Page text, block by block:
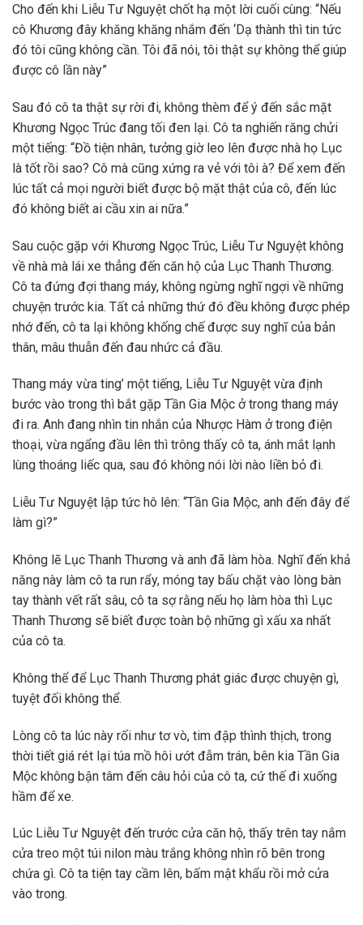
Cho đến khi Liễu Tư Nguyệt chốt hạ một lời cuối cùng: “Nếu
cô Khương đây khăng khăng nhắm đến ‘Dạ thành thì tin tức
đó tôi cũng không cần. Tôi đã nói, tôi thật sự không thể giúp
được cô lần này”
Sau đó cô ta thật sự rời đi, không thèm để ý đến sắc mặt
Khương Ngọc Trúc đang tối đen lại. Cô ta nghiến răng chửi
một tiếng: “Đồ tiện nhân, tưởng giờ leo lên được nhà họ Lục
là tốt rồi sao? Cô mà cũng xứng ra vẻ với tôi à? Để xem đến
lúc tất cả mọi người biết được bộ mặt thật của cô, đến lúc
đó không biết ai cầu xin ai nữa.”
Sau cuộc gặp với Khương Ngọc Trúc, Liễu Tư Nguyệt không
về nhà mà lái xe thẳng đến căn hộ của Lục Thanh Thương.
Cô ta đứng đợi thang máy, không ngừng nghĩ ngợi về những
chuyện trước kia. Tất cả những thứ đó đều không được phép
nhớ đến, cô ta lại không khống chế được suy nghĩ của bản
thân, mâu thuẫn đến đau nhức cả đầu.
Thang máy vừa ting’ một tiếng, Liễu Tư Nguyệt vừa định
bước vào trong thì bắt gặp Tần Gia Mộc ở trong thang máy
đi ra. Anh đang nhìn tin nhắn của Nhược Hàm ở trong điện
thoại, vừa ngẩng đầu lên thì trông thấy cô ta, ánh mắt lạnh
lùng thoáng liếc qua, sau đó không nói lời nào liền bỏ đi.
Liễu Tư Nguyệt lập tức hô lên: “Tần Gia Mộc, anh đến đây để
làm gì?”
Không lẽ Lục Thanh Thương và anh đã làm hòa. Nghĩ đến khả
năng này làm cô ta run rẩy, móng tay bấu chặt vào lòng bàn
tay thành vết rất sâu, cô ta sợ rằng nếu họ làm hòa thì Lục
Thanh Thương sẽ biết được toàn bộ những gì xấu xa nhất
của cô ta.
Không thể để Lục Thanh Thương phát giác được chuyện gì,
tuyệt đối không thể.
Lòng cô ta lúc này rối như tơ vò, tim đập thình thịch, trong
thời tiết giá rét lại túa mồ hôi ướt đẫm trán, bên kia Tần Gia
Mộc không bận tâm đến câu hỏi của cô ta, cứ thế đi xuống
hầm để xe.
Lúc Liễu Tư Nguyệt đến trước cửa căn hộ, thấy trên tay nắm
cửa treo một túi nilon màu trắng không nhìn rõ bên trong
chứa gì. Cô ta tiện tay cầm lên, bấm mật khẩu rồi mở cửa
vào trong.